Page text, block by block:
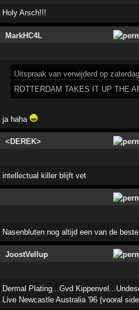
Holy Arsch!!!
MarkHC4L
Uitspraak van verwijderd op
ROTTERDAM TAKES IT UP THE
ja haha
<DEREK>
intellectual killer blijft vet
Nasenbluten nog altijd een van de
JoostVellup
Dermal Plating...Gvd
Live Newcastle Australia '96 (vooral